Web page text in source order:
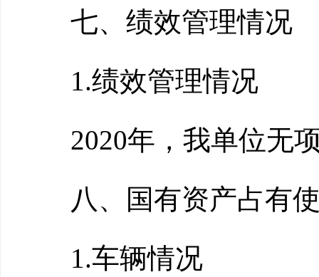
七、绩效管理情况
1.绩效管理情况
2020年，我单位无项
八、国有资产占有使
1.车辆情况